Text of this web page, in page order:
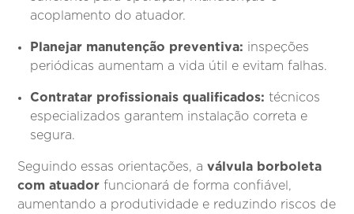
acoplamento do atuador.
Planejar manutenção preventiva: inspeções
periódicas aumentam a vida útil e evitam falhas.
Contratar profissionais qualificados: técnicos
especializados garantem instalação correta e
segura.
Seguindo essas orientações, a válvula borboleta
com atuador funcionará de forma confiável,
aumentando a produtividade e reduzindo riscos de